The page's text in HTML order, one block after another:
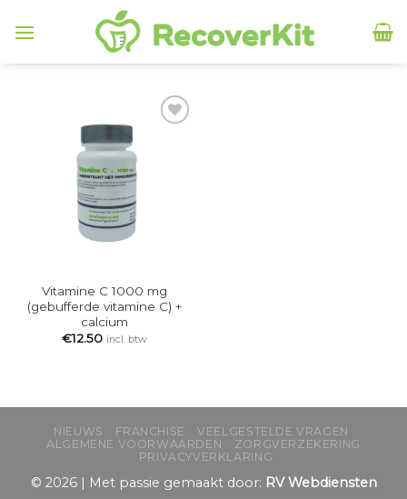
Vitamine C 1000 mg
(gebufferde vitamine C) +
calcium
€12.50 incl. btw
NIEUWS FRANCHISE
VEELGESTELDE VRAGEN
ALGEMENE VOORWAARDEN
ZORGVERZEKERING
PRIVACYVERKLARING
© 2026 | Met passie gemaakt door: RV Webdiensten